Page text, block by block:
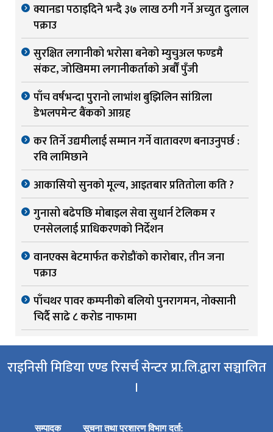
क्यानडा पठाइदिने भन्दै ३७ लाख ठगी गर्ने अच्युत दुलाल
पक्राउ
सुरक्षित लगानीको भरोसा बनेको म्युचुअल फण्डमै
संकट, जोखिममा लगानीकर्ताको अर्बौं पुँजी
पाँच वर्षभन्दा पुरानो लाभांश बुझिलिन सांग्रिला
डेभलपमेन्ट बैंकको आग्रह
कर तिर्ने उद्यमीलाई सम्मान गर्ने वातावरण बनाउनुपर्छ :
रवि लामिछाने
आकासियो सुनको मूल्य, आइतबार प्रतितोला कति ?
गुनासो बढेपछि मोबाइल सेवा सुधार्न टेलिकम र
एनसेललाई प्राधिकरणको निर्देशन
वानएक्स बेटमार्फत करोडौंको कारोबार, तीन जना
पक्राउ
पाँचथर पावर कम्पनीको बलियो पुनरागमन, नोक्सानी
चिर्दै साढे ८ करोड नाफामा
राइनिसी मिडिया एण्ड रिसर्च सेन्टर प्रा.लि.द्वारा सञ्चालित
।
सम्पादक सूचना तथा प्रशारण विभाग दर्ता: